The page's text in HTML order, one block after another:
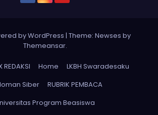
by WordPress | Theme: Newses by
Themeansar.
REDAKSI Home
LKBH Swaradesaku
Siber
RUBRIK PEMBACA
Program Beasiswa